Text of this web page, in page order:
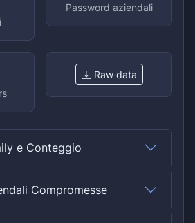
Password aziendali
Raw data
e Conteggio
Compromesse